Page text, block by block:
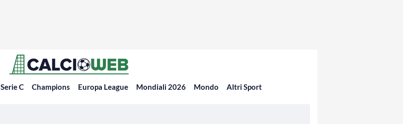
Serie C Champions Europa League Mondiali 2026 Mondo Altri Sport